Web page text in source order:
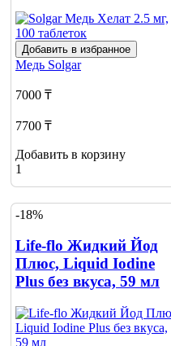
Добавить в избранное
Медь Solgar
7000 ₸
7700 ₸
Добавить в корзину
1
-18%
Life-flo Жидкий Йод
Плюс, Liquid Iodine
Plus без вкуса, 59 мл